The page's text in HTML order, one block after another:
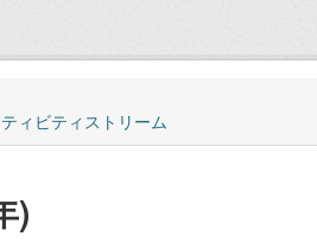
ィビティストリーム
)